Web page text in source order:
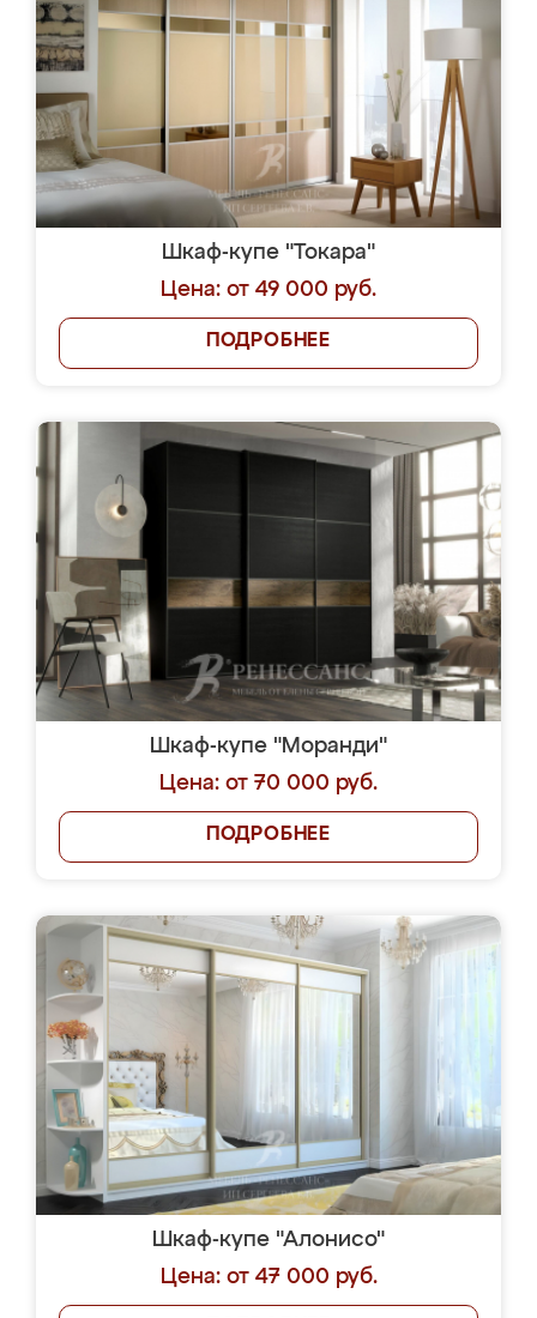
Шкаф-купе "Токара"
Цена: от 49 000 руб.
ПОДРОБНЕЕ
Шкаф-купе "Моранди"
Цена: от 70 000 руб.
ПОДРОБНЕЕ
Шкаф-купе "Алонисо"
Цена: от 47 000 руб.